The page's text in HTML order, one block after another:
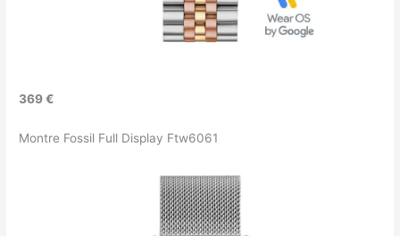
369 €
Montre Fossil Full Display Ftw6061